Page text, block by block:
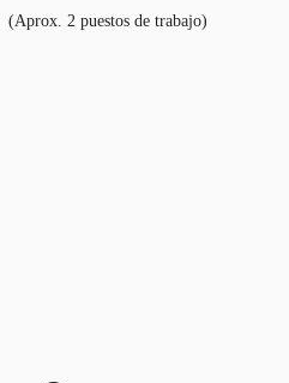
(Aprox. 2 puestos de trabajo)